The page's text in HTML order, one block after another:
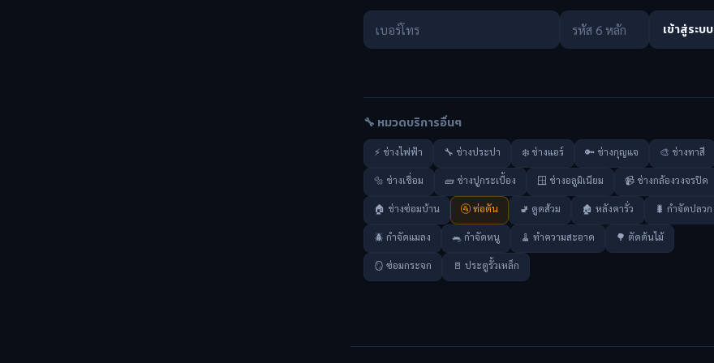
เข้าสู่ระบบ
🔧 หมวดบริการอื่นๆ
⚡ ช่างไฟฟ้า 🔧 ช่างประปา ❄️ ช่างแอร์ 🔑 ช่างกุญแจ 🎨 ช่างทาสี
🔩 ช่างเชื่อม 🧱 ช่างปูกระเบื้อง 🪟 ช่างอลูมิเนียม 📹 ช่างกล้องวงจรปิด
🏠 ช่างซ่อมบ้าน 🚰 ท่อตัน 🚽 ดูดส้วม 🏚️ หลังคารั่ว 🐛 กำจัดปลวก
🪲 กำจัดแมลง 🐀 กำจัดหนู 🧹 ทำความสะอาด 🌳 ตัดต้นไม้
🪞 ซ่อมกระจก 🚪 ประตูรั้วเหล็ก